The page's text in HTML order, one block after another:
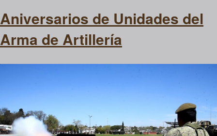
Aniversarios de Unidades del
Arma de Artillería